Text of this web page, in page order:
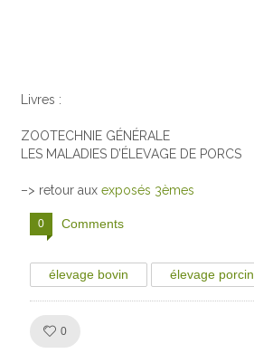
Livres :
ZOOTECHNIE GÉNÉRALE
LES MALADIES D’ÉLEVAGE DE PORCS
–> retour auxexposés 3èmes
0 Comments
élevage bovin élevage porcin
0